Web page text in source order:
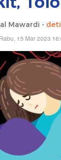
Mawardi -
Rabu, 15 Mar 2023